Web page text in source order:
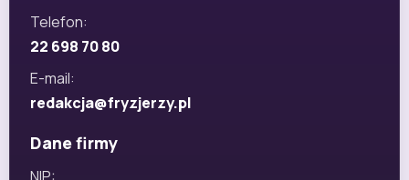
Telefon:
22 698 70 80
E-mail:
redakcja@fryzjerzy.pl
Dane firmy